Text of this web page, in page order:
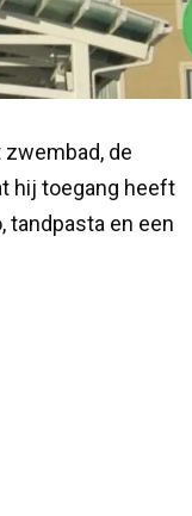
de
hij toegang heeft
tandpasta en een